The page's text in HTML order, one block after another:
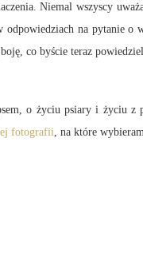
Niemal wszyscy
na pytanie o
co byście teraz
o życiu psiary i życiu z
fotografii, na które